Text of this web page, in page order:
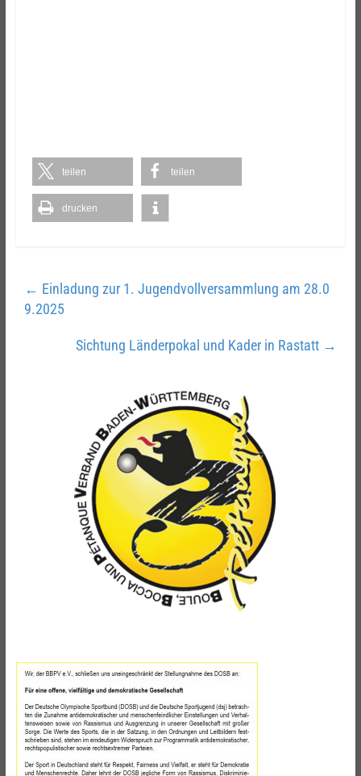
teilen teilen
drucken
← Einladung zur 1. Jugendvollversammlung am 28.0
9.2025
Sichtung Länderpokal und Kader in Rastatt →